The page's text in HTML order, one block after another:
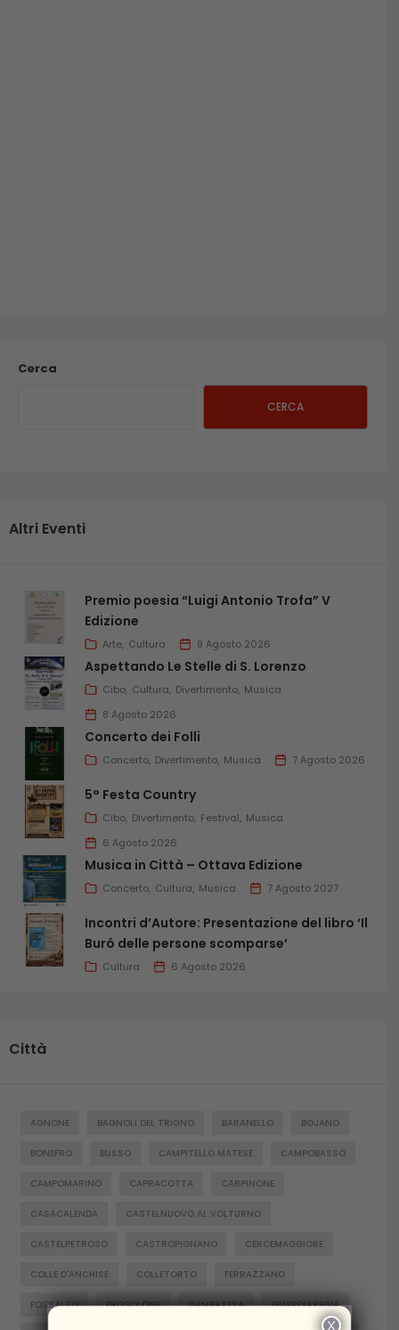
Cerca
CERCA
Altri Eventi
Premio poesia “Luigi Antonio Trofa” V
Edizione
Arte Cultura 9 Agosto 2026
Aspettando Le Stelle di S. Lorenzo
Cibo Cultura Divertimento Musica
8 Agosto 2026
Concerto dei Folli
Concerto Divertimento Musica 7 Agosto 2026
5° Festa Country
Cibo Divertimento Festival Musica
6 Agosto 2026
Musica in Città – Ottava Edizione
Concerto Cultura Musica 7 Agosto 2027
Incontri d’Autore: Presentazione del libro ‘Il
Buró delle persone scomparse’
Cultura 6 Agosto 2026
Città
AGNONE BAGNOLI DEL TRIGNO BARANELLO BOJANO
BONEFRO BUSSO CAMPITELLO MATESE CAMPOBASSO
CAMPOMARINO CAPRACOTTA CARPINONE
CASACALENDA CASTELNUOVO AL VOLTURNO
CASTELPETROSO CASTROPIGNANO CERCEMAGGIORE
COLLE D'ANCHISE COLLETORTO FERRAZZANO
FOSSALTO FROSOLONE GAMBATESA GUARDIAREGIA
X